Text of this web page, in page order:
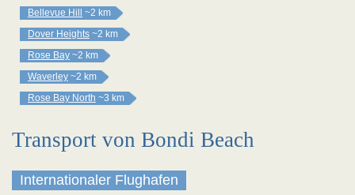
Bellevue Hill
~2 km
Dover Heights ~2 km
Rose Bay ~2 km
Waverley ~2 km
Rose Bay North ~3 km
Transport von Bondi Beach
Internationaler Flughafen